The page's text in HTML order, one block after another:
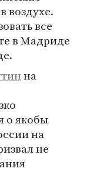
воздухе.
все
в Мадриде
на
о якобы
на
не